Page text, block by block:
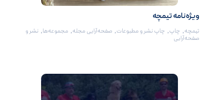
ویژه‌نامه تیمچه
تیمچه, چاپ, چاپ نشر و مطبوعات, صفحه‌آرایی مجله, مجموعه‌ها, نشر و
صفحه‌آرایی